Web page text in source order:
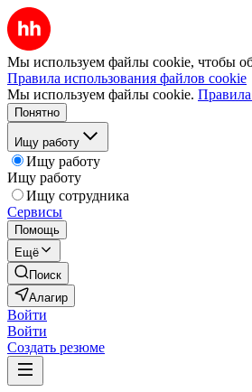
Мы используем файлы cookie, чтобы
Правила использования файлов cookie
Мы используем файлы cookie.
Понятно
Ищу работу
Ищу работу
Ищу работу
Ищу сотрудника
Сервисы
Помощь
Ещё
Поиск
Алагир
Войти
Войти
Создать резюме